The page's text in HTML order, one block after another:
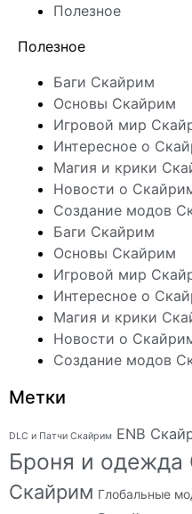
Полезное
Полезное
Баги Скайрим
Основы Скайрим
Игровой мир
Интересное о
Магия и крики
Новости о
Создание модов
Баги Скайрим
Основы Скайрим
Игровой мир
Интересное о
Магия и крики
Новости о
Создание модов
Метки
DLC и Патчи Скайрим ENB
Броня и одежда
Скайрим Глобальные